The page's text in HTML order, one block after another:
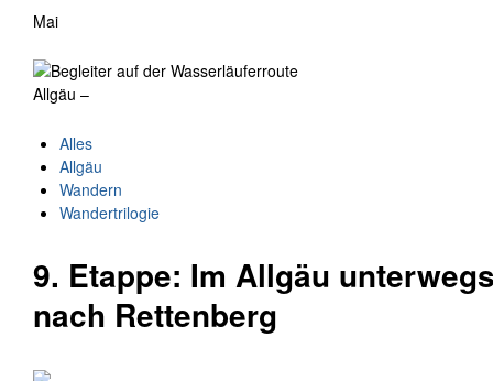
Mai
Allgäu –
Alles
Allgäu
Wandern
Wandertrilogie
9. Etappe: Im Allgäu
nach Rettenberg